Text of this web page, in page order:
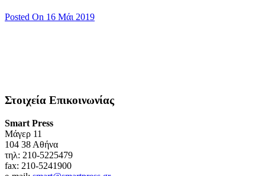
Posted On 16 Μάι 2019
Στοιχεία Επικοινωνίας
Smart Press
Mάγερ 11
104 38 Αθήνα
τηλ: 210-5225479
fax: 210-5241900